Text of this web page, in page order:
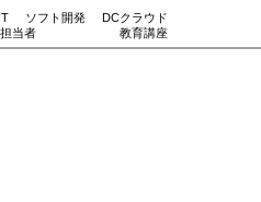
ソフト開発
DCクラウド
当者 教育講座